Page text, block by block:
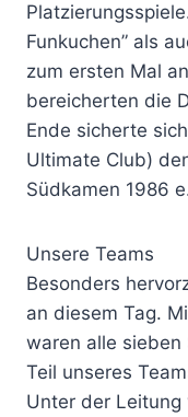
Funkuchen” als
zum ersten Mal
bereicherten die
Ende sicherte
Ultimate Club)
Südkamen 1986
Unsere Teams
Besonders
an diesem Tag.
waren alle
Teil unseres
Unter der Leitung